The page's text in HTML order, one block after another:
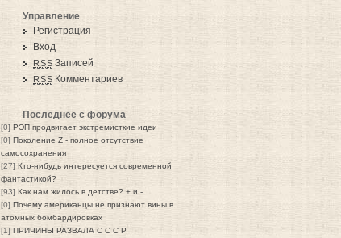
Управление
Регистрация
Вход
RSS Записей
RSS Комментариев
Последнее с форума
[0] РЭП продвигает экстремисткие идеи
[0] Поколение Z - полное отсутствие
самосохранения
[27] Кто-нибудь интересуется современной
фантастикой?
[93] Как нам жилось в детстве? + и -
[0] Почему американцы не признают вины в
атомных бомбардировках
[1] ПРИЧИНЫ РАЗВАЛА С С С Р